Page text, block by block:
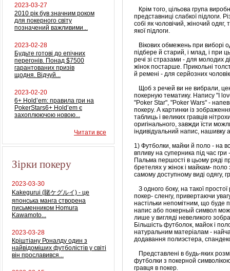
2023-03-27
2010 рік був значним роком
для покерного світу
позначений важливими...
2023-02-28
Будьте готові до епічних
перегонів. Понад $7500
гарантованих призів
щодня. Відчуй...
2023-02-20
6+ Hold’em: правила гри на
PokerStars6+ Hold’em є
захоплюючою новою...
Читати все
Зірки покеру
2023-03-30
Kakegurui (賭ケグルイ) - це
японська манга створена
письменником Homura
Kawamoto...
2023-03-28
Кріштіану Роналду один з
найвідоміших футболістів у світі
він прославився...
Крім того, цільова група
представниці слабкої підлоги.
собі як чоловічий, жіночий
якої підлоги.
Вікових обмежень при виборі
підбере й старий, і млад, і при
речі зі стразами - для молодих
жінок постарше. Прикольні
й ремені - для серйозних
Щоб з речей ви не вибрали,
покерную тематику. Напису "І
"Poker Star", "Poker Wars" -
покеру. А картинки із
таблиць і великих гравців
оригінального, завжди їсти
індивідуальний напис, нашивку
1) Футболки, майки й поло - на
впливу на суперника під час гри
Пальма першості в цьому ряді
бретелях у жінок і майкам-
самому доступному виді одягу,
З одного боку, на такої
покер- сленгу, привертаючи
настільки непомітним, що буде
напис або покерный символ
лише у вигляді невеликого
Більшість футболок, майок і
натуральним матеріалам -
додавання полиэстера,
Представлені в будь-яких
футболки з покерной
гравця в покер.